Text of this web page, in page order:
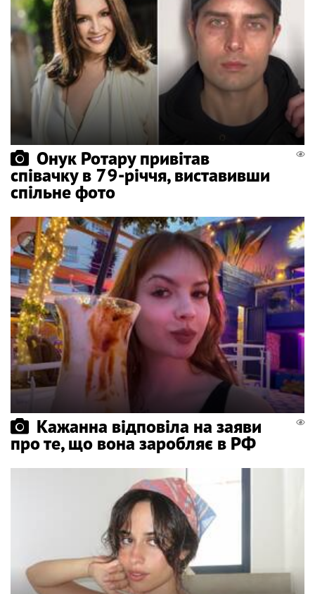
Онук Ротару привітав
співачку в 79-річчя, виставивши
спільне фото
Кажанна відповіла на заяви
про те, що вона заробляє в РФ